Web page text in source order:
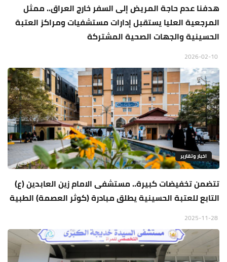
هدفنا عدم حاجة المريض إلى السفر خارج العراق.. ممثل
المرجعية العليا يستقبل إدارات مستشفيات ومراكز العتبة
الحسينية والجهات الصحية المشتركة
اخبار وتقارير
تتضمن تخفيضات كبيرة.. مستشفى الامام زين العابدين (ع)
التابع للعتبة الحسينية يطلق مبادرة (كوثر العصمة) الطبية